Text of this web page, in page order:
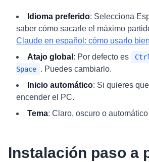
Idioma preferido: Selecciona
saber cómo sacarle el máximo
Claude en español: cómo usarlo bien
Atajo global : Por defecto es
Space . Puedes cambiarlo.
Inicio automático: Si quieres
encender el PC.
Tema: Claro, oscuro o
Instalación paso a